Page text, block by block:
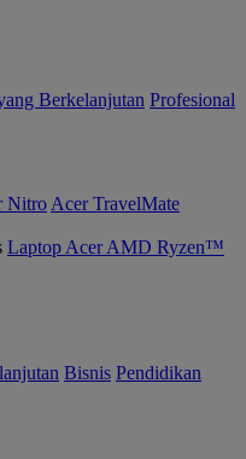
Berkelanjutan Profesional
Nitro Acer TravelMate
Laptop Acer AMD Ryzen™
Bisnis Pendidikan